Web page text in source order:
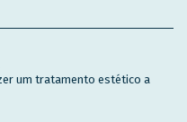
um tratamento estético a